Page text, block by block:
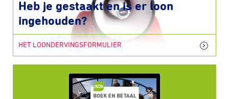
Heb je gestaakt en is er loon
ingehouden?
HET LOONDERVINGSFORMULIER